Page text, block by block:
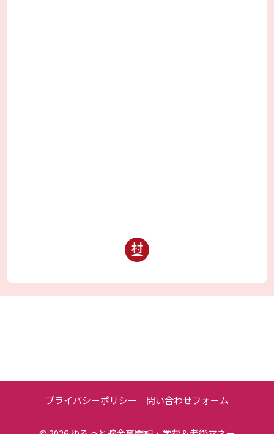
プライバシーポリシー 問い合わせフォーム